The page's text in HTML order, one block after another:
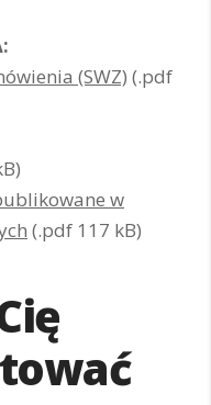
(SWZ) (.pdf
w
(.pdf 117 kB)